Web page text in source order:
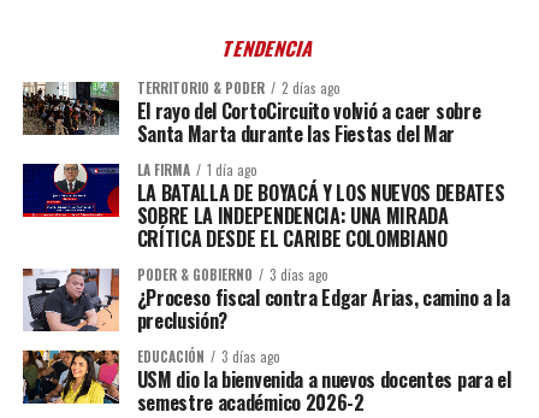
TENDENCIA
TERRITORIO & PODER 2 días ago
El rayo del CortoCircuito volvió a caer sobre
Santa Marta durante las Fiestas del Mar
LA FIRMA 1 día ago
LA BATALLA DE BOYACÁ Y LOS NUEVOS DEBATES
SOBRE LA INDEPENDENCIA: UNA MIRADA
CRÍTICA DESDE EL CARIBE COLOMBIANO
PODER & GOBIERNO 3 días ago
¿Proceso fiscal contra Edgar Arias, camino a la
preclusión?
EDUCACIÓN 3 días ago
USM dio la bienvenida a nuevos docentes para el
semestre académico 2026-2